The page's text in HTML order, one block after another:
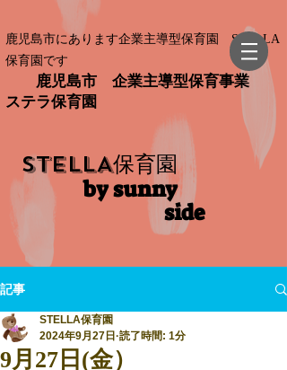
鹿児島市にあります企業主導型保育園 STELLA
保育園です
鹿児島市 企業主導型保育事業
ステラ保育園
STELLA保育園
by sunny
side​
記事
9月27日(金）
STELLA保育園
2024年9月27日 読了時間: 1分